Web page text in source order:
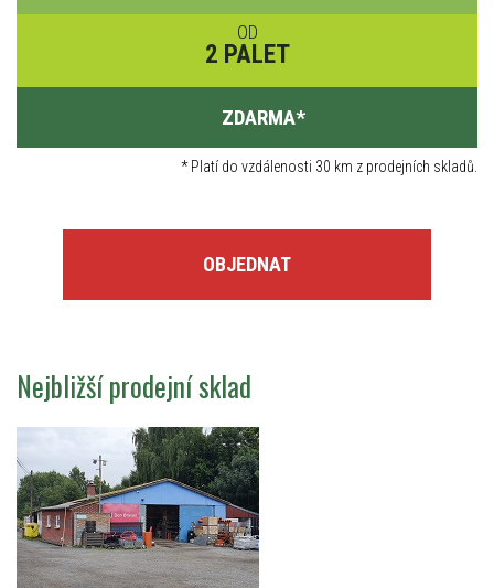
OD
2 PALET
ZDARMA*
*Platí do vzdálenosti 30 km z prodejních skladů.
OBJEDNAT
Nejbližší prodejní sklad